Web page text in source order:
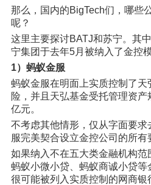
那么，国内的BigTech们，哪些
呢？
这里主要探讨BATJ和苏宁。其
宁集团于去年5月被纳入了金控
1）蚂蚁金服
蚂蚁金服在明面上实质控制了天
险，并且天弘基金受托管理资产
亿元。
不考虑其他情形，仅从字面要求
服完美契合设立金控公司的所有
如果纳入不在五大类金融机构范
蚂蚁小微小贷、蚂蚁商诚小贷等
很可能被列入实质控制的网商银